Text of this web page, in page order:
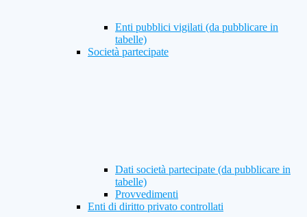
Enti pubblici vigilati (da pubblicare in
tabelle)
Società partecipate
Dati società partecipate (da pubblicare in
tabelle)
Provvedimenti
Enti di diritto privato controllati